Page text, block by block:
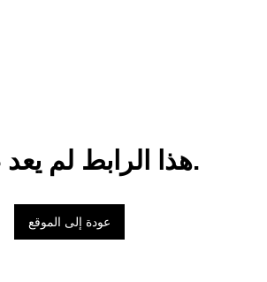
هذا الرابط لم يعد صالحًا.
عودة إلى الموقع